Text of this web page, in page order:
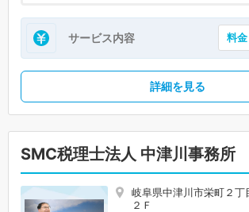
サービス内容 料
詳細を見る
SMC税理士法人 中津川事務所
岐阜県中津川市栄町２丁
２Ｆ